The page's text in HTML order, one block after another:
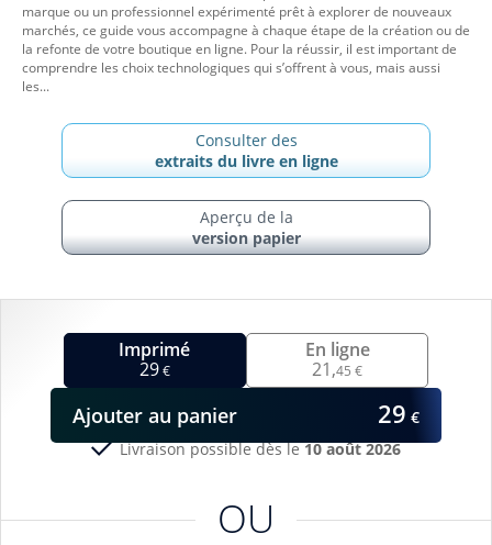
Imprimé
29€
OU
Livraison possible dès le10 août 2026
En ligne
21,45 €
Ajouter au panier 29 €
marque ou un profes­sionnel expérimenté prêt à explo­rer de nouveaux
marchés, ce guide vous accompagne à chaque étape de la création ou de
la refonte de votre boutique en ligne. Pour la réussir, il est important de
com­prendre les choix technologiques qui s’offrent à vous, mais aussi
les...
Consulter des
extraits du livre en ligne
Aperçu de la
version papier